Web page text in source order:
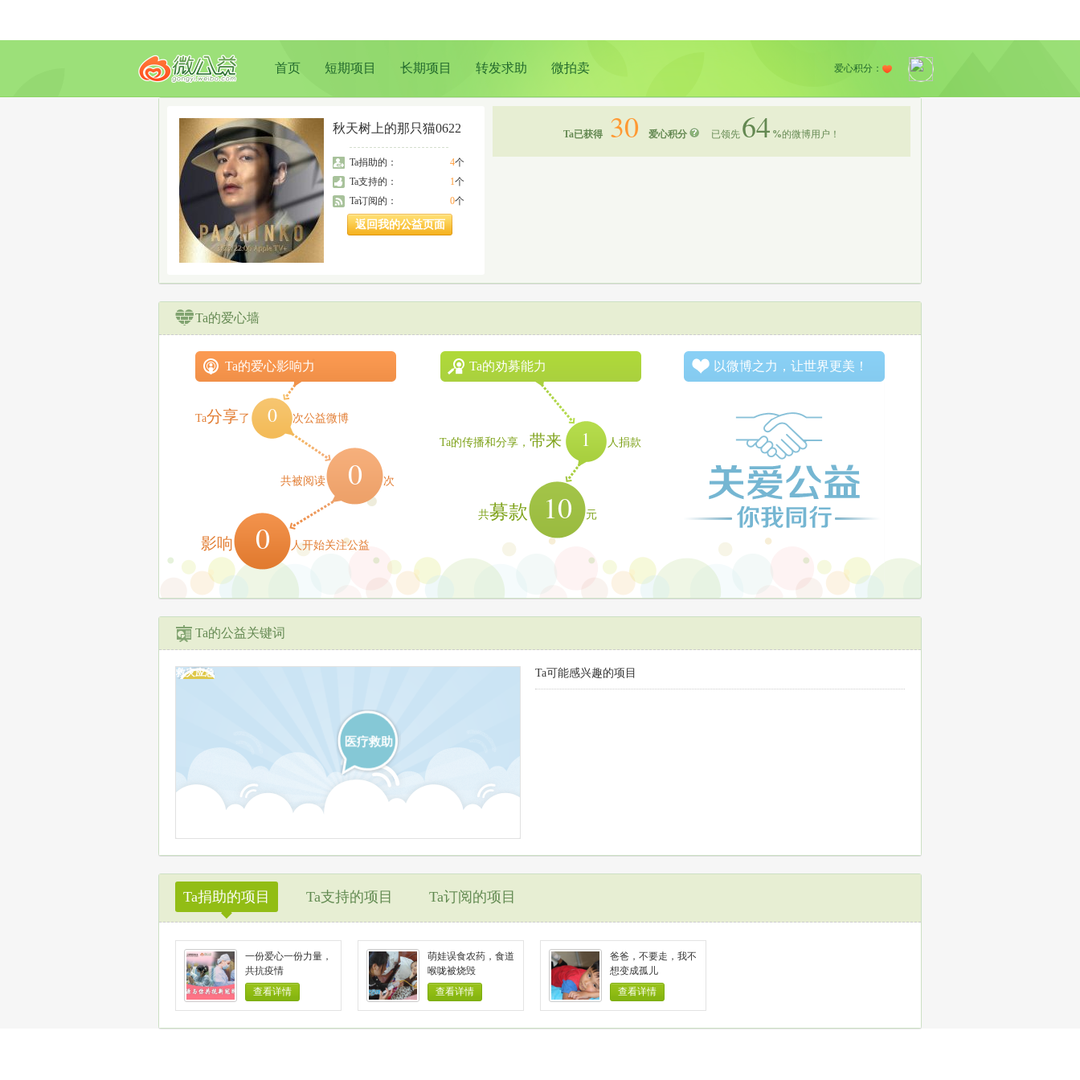
首页 短期项目 长期项目 转发求助 微拍卖 爱心积分：
秋天树上的那只猫0622
4个
Ta捐助的：
1个
Ta支持的：
0个
Ta订阅的：
返回我的公益页面
Ta已获得 30 爱心积分 已领先 64 %的微博用户！
Ta的爱心墙
Ta的爱心影响力
Ta分享了 0 次公益微博
共被阅读 0 次
影响 0 人开始关注公益
Ta的劝募能力
Ta的传播和分享， 带来 1 人捐款
共募款 10 元
以微博之力，让世界更美！
Ta的公益关键词
救灾应急
医疗救助
Ta可能感兴趣的项目
Ta捐助的项目
◆
Ta支持的项目 Ta订阅的项目
一份爱心一份力量，
共抗疫情
查看详情
萌娃误食农药，食道
喉咙被烧毁
查看详情
爸爸，不要走，我不
想变成孤儿
查看详情